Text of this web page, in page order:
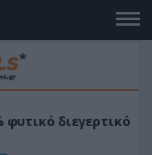
κήπο σου με το
με